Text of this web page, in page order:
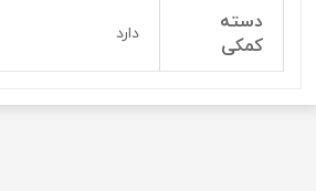
دسته
کمکی
دارد